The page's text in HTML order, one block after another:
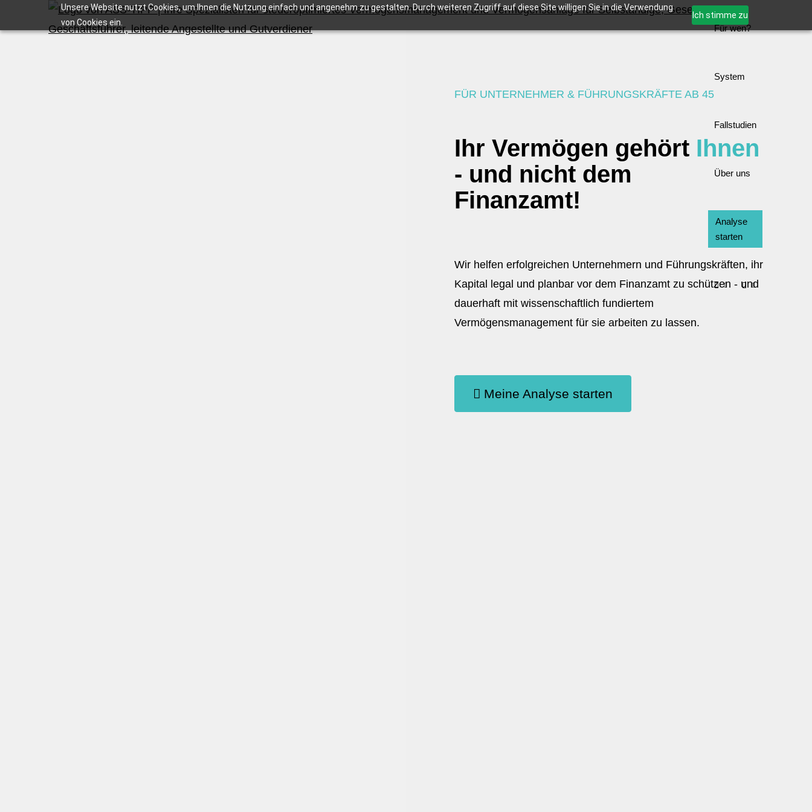
Unsere Website nutzt Cookies, um Ihnen die Nutzung einfach und angenehm zu gestalten. Durch weiteren Zugriff auf diese Site willigen Sie in die Verwendung
von Cookies ein.
Ich stimme zu
Für wen?
System
Fallstudien
Über uns
Analyse
starten
FÜR UNTERNEHMER & FÜHRUNGSKRÄFTE AB 45
Ihr Vermögen gehört Ihnen
- und nicht dem
Finanzamt!
Wir helfen erfolgreichen Unternehmern und Führungskräften, ihr
Kapital legal und planbar vor dem Finanzamt zu schützen - und
dauerhaft mit wissenschaftlich fundiertem
Vermögensmanagement für sie arbeiten zu lassen.
Meine Analyse starten